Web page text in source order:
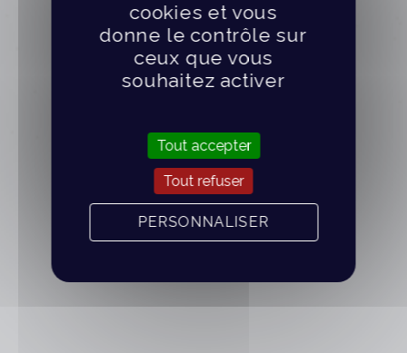
cookies et vous
donne le contrôle sur
ceux que vous
souhaitez activer
Tout accepter
Tout refuser
PERSONNALISER